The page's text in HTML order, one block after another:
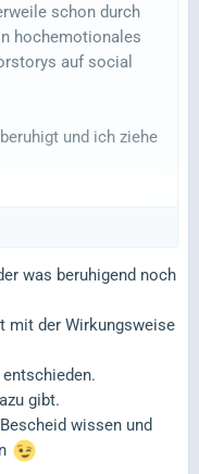
schon durch
hochemotionales
auf social
und ich ziehe
media-
was beruhigend noch
mit der Wirkungsweise
gibt.
wissen und